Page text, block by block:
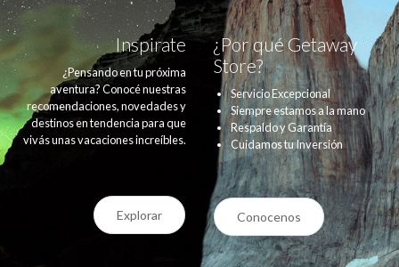
Inspirate
¿Pensando en tu próxima
aventura? Conocé nuestras
recomendaciones, novedades y
destinos en tendencia para que
vivás unas vacaciones increíbles.
¿Por qué Getaway
Store?
Servicio Excepcional
Siempre estamos a la mano
Respaldo y Garantía
Cuidamos tu Inversión
Explorar Conocenos